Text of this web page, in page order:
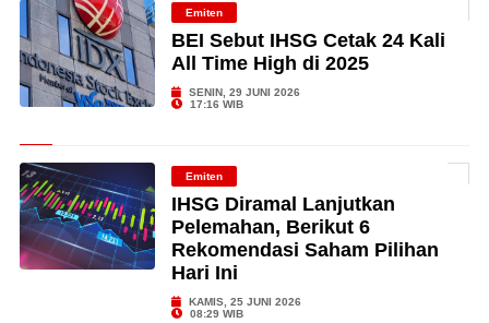
Emiten
BEI Sebut IHSG Cetak 24 Kali
All Time High di 2025
SENIN, 29 JUNI 2026
17:16 WIB
Emiten
IHSG Diramal Lanjutkan
Pelemahan, Berikut 6
Rekomendasi Saham Pilihan
Hari Ini
KAMIS, 25 JUNI 2026
08:29 WIB